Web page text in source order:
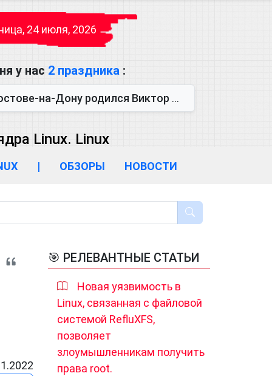
24 июля, 2026
у нас 2 праздника :
Виктор Михайлович Глушков. Под руководством Виктора Михайло...
Linux. Linux
| ОБЗОРЫ НОВОСТИ
🎯 РЕЛЕВАНТНЫЕ СТАТЬИ
Новая уязвимость в
Linux, связанная с файловой
системой RefluXFS,
позволяет
злоумышленникам получить
права root.